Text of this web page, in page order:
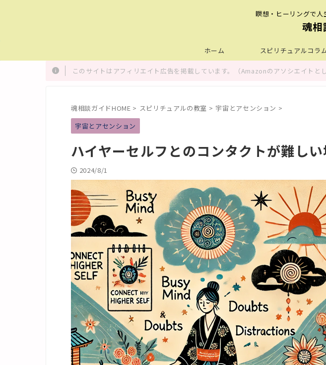
瞑想・ヒーリングで人
魂相
ホーム スピリチュアルコラ
このサイトはアフィリエイト広告を掲載しています。（Amazonのアソシエイトと
魂相談ガイドHOME > スピリチュアルの教室 > 宇宙とアセンション >
宇宙とアセンション
ハイヤーセルフとのコンタクトが難し
2024/8/1